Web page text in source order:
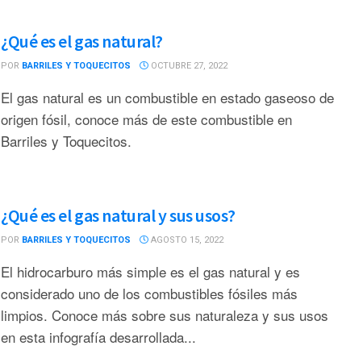
¿Qué es el gas natural?
POR BARRILES Y TOQUECITOS OCTUBRE 27, 2022
El gas natural es un combustible en estado gaseoso de
origen fósil, conoce más de este combustible en
Barriles y Toquecitos.
¿Qué es el gas natural y sus usos?
POR BARRILES Y TOQUECITOS AGOSTO 15, 2022
El hidrocarburo más simple es el gas natural y es
considerado uno de los combustibles fósiles más
limpios. Conoce más sobre sus naturaleza y sus usos
en esta infografía desarrollada...